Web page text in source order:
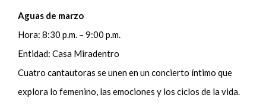
Aguas de marzo
Hora: 8:30 p.m. – 9:00 p.m.
Entidad: Casa Miradentro
Cuatro cantautoras se unen en un concierto íntimo que
explora lo femenino, las emociones y los ciclos de la vida.